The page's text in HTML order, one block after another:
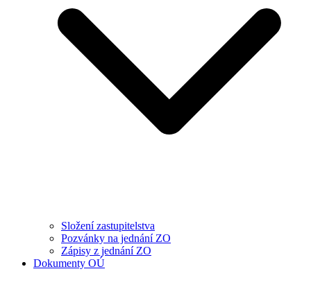
Složení zastupitelstva
Pozvánky na jednání ZO
Zápisy z jednání ZO
Dokumenty OÚ